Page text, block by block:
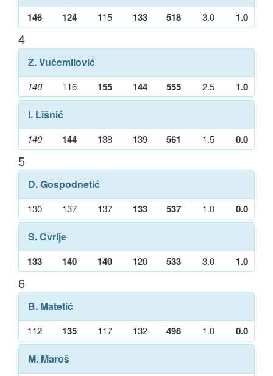
146 124 115 133 518 3.0 1.0
4
Z. Vučemilović
140 116 155 144 555 2.5 1.0
I. Lišnić
140 144 138 139 561 1.5 0.0
5
D. Gospodnetić
130 137 137 133 537 1.0 0.0
S. Cvrlje
133 140 140 120 533 3.0 1.0
6
B. Matetić
112 135 117 132 496 1.0 0.0
M. Maroš